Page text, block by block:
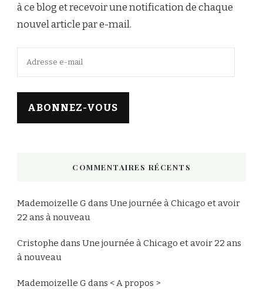
à ce blog et recevoir une notification de chaque
nouvel article par e-mail.
Adresse
mail
ABONNEZ-VOUS
COMMENTAIRES RÉCENTS
Mademoizelle Gdans Une journée à Chicago et avoir
22 ans à nouveau
Cristophe dans Une journée à Chicago et avoir 22 ans
à nouveau
Mademoizelle Gdans < A propos >